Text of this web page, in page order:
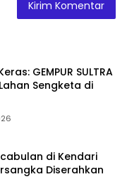
GEMPUR SULTRA
Sengketa di
di Kendari
Diserahkan